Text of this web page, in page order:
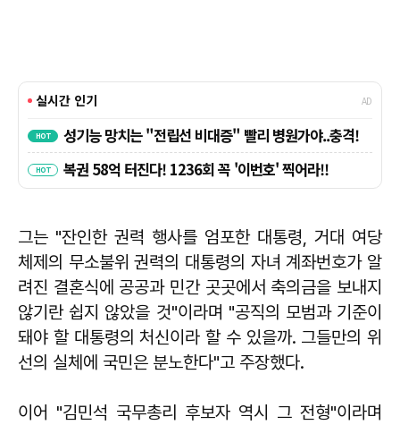
그는 "잔인한 권력 행사를 엄포한 대통령, 거대 여당
체제의 무소불위 권력의 대통령의 자녀 계좌번호가 알
려진 결혼식에 공공과 민간 곳곳에서 축의금을 보내지
않기란 쉽지 않았을 것"이라며 "공직의 모범과 기준이
돼야 할 대통령의 처신이라 할 수 있을까. 그들만의 위
선의 실체에 국민은 분노한다"고 주장했다.
이어 "김민석 국무총리 후보자 역시 그 전형"이라며